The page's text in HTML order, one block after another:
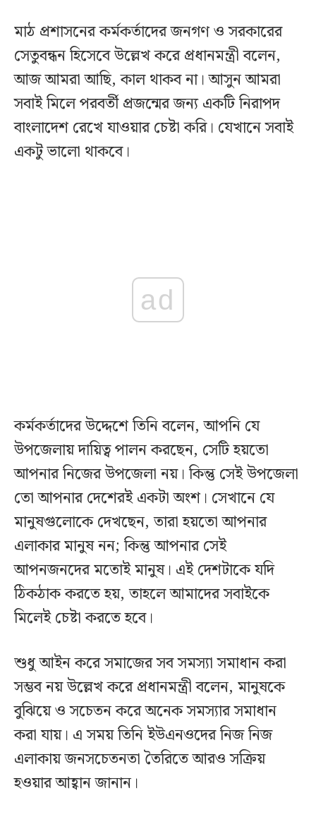
মাঠ প্রশাসনের কর্মকর্তাদের জনগণ ও সরকারের
সেতুবন্ধন হিসেবে উল্লেখ করে প্রধানমন্ত্রী বলেন,
আজ আমরা আছি, কাল থাকব না। আসুন আমরা
সবাই মিলে পরবর্তী প্রজন্মের জন্য একটি নিরাপদ
বাংলাদেশ রেখে যাওয়ার চেষ্টা করি। যেখানে সবাই
একটু ভালো থাকবে।
ad
কর্মকর্তাদের উদ্দেশে তিনি বলেন, আপনি যে
উপজেলায় দায়িত্ব পালন করছেন, সেটি হয়তো
আপনার নিজের উপজেলা নয়। কিন্তু সেই উপজেলা
তো আপনার দেশেরই একটা অংশ। সেখানে যে
মানুষগুলোকে দেখছেন, তারা হয়তো আপনার
এলাকার মানুষ নন; কিন্তু আপনার সেই
আপনজনদের মতোই মানুষ। এই দেশটাকে যদি
ঠিকঠাক করতে হয়, তাহলে আমাদের সবাইকে
মিলেই চেষ্টা করতে হবে।
শুধু আইন করে সমাজের সব সমস্যা সমাধান করা
সম্ভব নয় উল্লেখ করে প্রধানমন্ত্রী বলেন, মানুষকে
বুঝিয়ে ও সচেতন করে অনেক সমস্যার সমাধান
করা যায়। এ সময় তিনি ইউএনওদের নিজ নিজ
এলাকায় জনসচেতনতা তৈরিতে আরও সক্রিয়
হওয়ার আহ্বান জানান।